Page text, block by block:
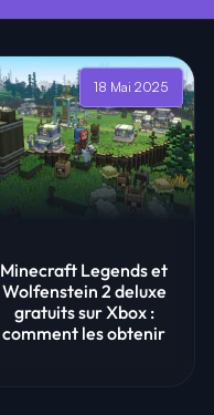
18 Mai 2025
Minecraft Legends et
Wolfenstein 2 deluxe
gratuits sur Xbox :
comment les obtenir